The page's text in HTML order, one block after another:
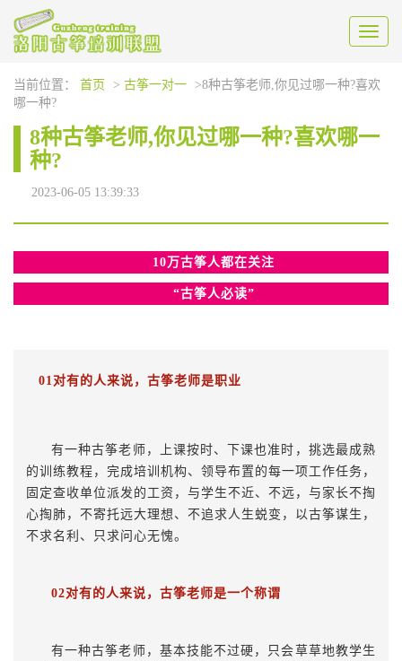
Toggle
当前位置： 首页 > 古筝一对一
>8种古筝老师,你见过哪一种?喜欢
哪一种?
8种古筝老师,你见过哪一种?喜欢哪一
种?
2023-06-05 13:39:33
10万古筝人都在关注
“古筝人必读”
01对有的人来说，古筝老师是职业
有一种古筝老师，上课按时、下课也准时，挑选最成熟
的训练教程，完成培训机构、领导布置的每一项工作任务，
固定查收单位派发的工资，与学生不近、不远，与家长不掏
心掏肺，不寄托远大理想、不追求人生蜕变，以古筝谋生，
不求名利、只求问心无愧。
02对有的人来说，古筝老师是一个称谓
有一种古筝老师，基本技能不过硬，只会草草地教学生